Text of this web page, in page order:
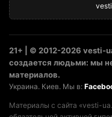
21+ | © 2012-2026 vesti-
создается людьми: мы
материалов.
Украина. Киев. Мы в:
Материалы с сайта «vesti-